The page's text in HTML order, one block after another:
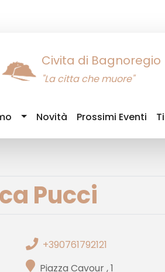
Civita di Bagnoregio
"La citta che muore"
Novità Prossimi Eventi
Pucci
+390761792121
Piazza Cavour , 1